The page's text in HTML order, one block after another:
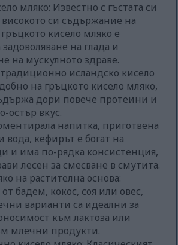
мляко: Известно с гъстата си
високото си съдържание на
кисело мляко е
на глада и
на мускулното здраве.
исландско кисело
на гръцкото кисело мляко,
дори повече протеини и
остър вкус.
напитка, приготвена
вода, кефирът е богат на
и има по-рядка консистенция,
лесен за смесване в смутита.
на растителна основа:
бадем, кокос, соя или овес,
варианти са идеални за
към лактоза или
млечни продукти.